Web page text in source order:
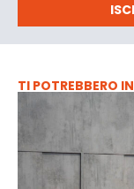
TI POTREBBERO